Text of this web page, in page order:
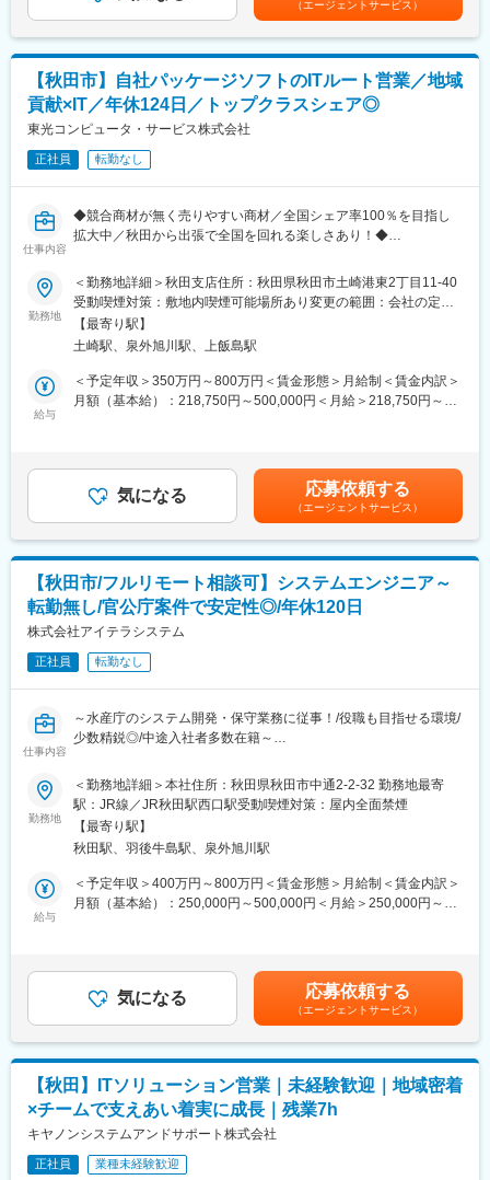
ます。
先輩社員とチームとして連携しながら、業務知識、経験を積んで
いただきます。
変更の範囲：会社の定める業務
り支給）賃金はあくまでも目安の金額であり、選考を通じて上下
する可能性があります。月給(月額)は固定手当を含めた表記です。
（エージェントサービス）
【秋田市】自社パッケージソフトのITルート営業／地域
貢献×IT／年休124日／トップクラスシェア◎
東光コンピュータ・サービス株式会社
正社員 転勤なし
仕事内容
◆競合商材が無く売りやすい商材／全国シェア率100％を目指し
拡大中／秋田から出張で全国を回れる楽しさあり！◆
■魅力ポイント：
・自社商材「樹海」のような森林組合総合管理ソフトは他社には
なく、導入いただきやすい営業スタイル！
・入社時にIT知識は必要なし！マニュアルとOJTで安心して学び続
けられる環境◎
・全国シェア率100％を目指し鋭意拡大中！秋田から全国へ、事
業拡大を支えるポジション！
システム「樹海」シリーズの導入、拡張機能の紹介、提案営業に
携わっていただきます。
森林組合は全国色々な地区にあるため、新しい地域や人との出会
■扱う商材の自社開発ソフト「樹海」について：
収益や費用など森林組合の経営に必要な様々なデータが一目に分
かる総合ソフトです。
経営データを簡単に管理できるため、経営改善に必要な点などが
分かりやすくご利用中のユーザーから重宝されております。
一部分を管理する競合商材はございますが、こういった総合ソフ
トの競合はなくニッチトップシェアを誇っています！
■入社後の流れ：
入社後は、マニュアルで商材について学んでいただきながらOJT
東北地方の既存顧客（森林組合）を中心に、先輩社員に同行して
お客様を訪問していきます。
業務習熟後は、森林組合に訪問し森林組合の課題をヒアリング、
自社システムで「お客様の課題解決」を提案していく営業となり
■仕事の特徴・やりがい：
地域貢献とITの力を融合した、やりがいのある領域です。
■働き方：
・年休123日、時間単位の有給取得可などワークライフバランス
◎
・入社当初は東北エリアで日帰り～2泊程度の出張を想定しており
ます。
ゆくゆくは全国への出張もお任せいたします。お客様のアポ次第
での出張となります。
※ご不安点があれば、ご面接内などにお気軽にご質問ください！
勤務地
＜勤務地詳細＞秋田支店住所：秋田県秋田市土崎港東2丁目11-40
受動喫煙対策：敷地内喫煙可能場所あり変更の範囲：会社の定め
る事業所
【最寄り駅】
土崎駅、泉外旭川駅、上飯島駅
給与
＜予定年収＞350万円～800万円＜賃金形態＞月給制＜賃金内訳＞
月額（基本給）：218,750円～500,000円＜月給＞218,750円～
手当、家族手当、住宅手当、時間外手当（1分単位で支給）、役職
手当、階級手当資格手当、合格一時金（会社規定により支給）賃
金はあくまでも目安の金額であり、選考を通じて上下する可能性
があります。月給(月額)は固定手当を含めた表記です。
気になる 応募依頼する
（エージェントサービス）
【秋田市/フルリモート相談可】システムエンジニア～
転勤無し/官公庁案件で安定性◎/年休120日
株式会社アイテラシステム
正社員 転勤なし
仕事内容
～水産庁のシステム開発・保守業務に従事！/役職も目指せる環境/
少数精鋭◎/中途入社者多数在籍～
■職務内容：
中央省庁(水産庁)のシステム開発・保守業務をお任せします。
◇業務詳細：水産庁や海のある都道府県庁、各漁協が利用してい
る漁獲量のデータ収集や管理システム等の開発・保守
◇開発環境：Django、Python、PostgreSQL、AWS、Excel
■入社後の流れ：
応いただきます。
・将来的には部長職など役職を目指していただける環境です。
■組織構成：
当社は従業員4名（東京勤務1名と本社勤務の3名）にて構成され
ています。業務に慣れてきましたら、早ければ半年後に在宅勤務
をしていただくことも可能です。
勤務地
＜勤務地詳細＞本社住所：秋田県秋田市中通2-2-32 勤務地最寄
駅：JR線／JR秋田駅西口駅受動喫煙対策：屋内全面禁煙
【最寄り駅】
秋田駅、羽後牛島駅、泉外旭川駅
給与
＜予定年収＞400万円～800万円＜賃金形態＞月給制＜賃金内訳＞
月額（基本給）：250,000円～500,000円＜月給＞250,000円～
気になる 応募依頼する
（エージェントサービス）
【秋田】ITソリューション営業｜未経験歓迎｜地域密着
×チームで支えあい着実に成長｜残業7h
キヤノンシステムアンドサポート株式会社
正社員 業種未経験歓迎